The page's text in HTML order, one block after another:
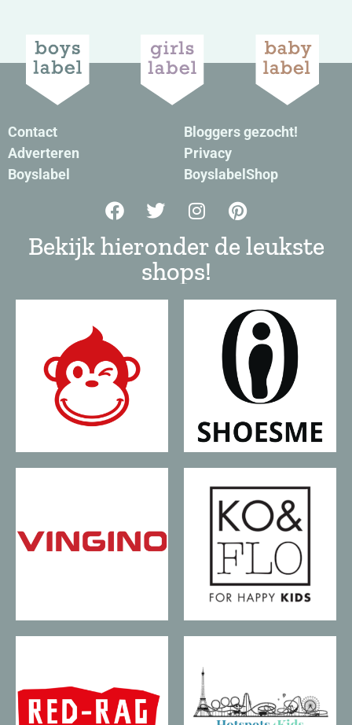
Contact
Adverteren
Boyslabel
Bloggers gezocht!
Privacy
BoyslabelShop
Bekijk hieronder de leukste
shops!